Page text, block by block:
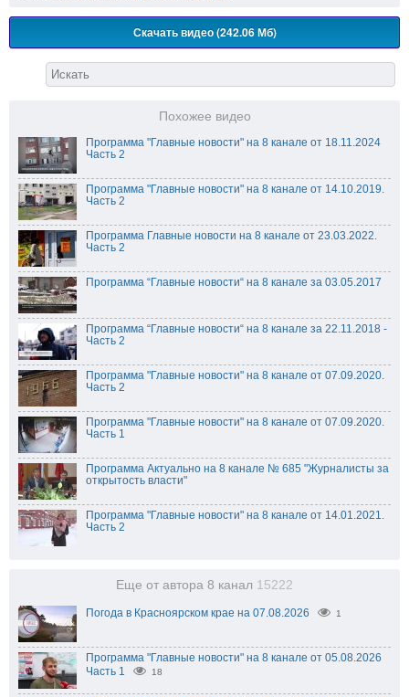
Скачать видео (242.06 Мб)
Похожее видео
Программа "Главные новости" на 8 канале от 18.11.2024
Часть 2
Программа "Главные новости" на 8 канале от 14.10.2019.
Часть 2
Программа Главные новости на 8 канале от 23.03.2022.
Часть 2
Программа “Главные новости“ на 8 канале за 03.05.2017
Программа “Главные новости“ на 8 канале за 22.11.2018 -
Часть 2
Программа "Главные новости" на 8 канале от 07.09.2020.
Часть 2
Программа "Главные новости" на 8 канале от 07.09.2020.
Часть 1
Программа Актуально на 8 канале № 685 "Журналисты за
открытость власти"
Программа "Главные новости" на 8 канале от 14.01.2021.
Часть 2
Еще от автора 8 канал 15222
Погода в Красноярском крае на 07.08.2026 1
Программа "Главные новости" на 8 канале от 05.08.2026
Часть 1
18